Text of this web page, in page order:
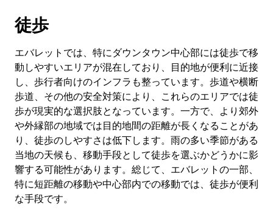
し
ま
ESC
ボ
タ
ン
で
カ
レ
ン
ダ
ー
を
閉
じ
徒歩
エバレットでは、特にダウンタウン中心部には徒歩で移
動しやすいエリアが混在しており、目的地が便利に近接
し、歩行者向けのインフラも整っています。歩道や横断
歩道、その他の安全対策により、これらのエリアでは徒
歩が現実的な選択肢となっています。一方で、より郊外
や外縁部の地域では目的地間の距離が長くなることがあ
り、徒歩のしやすさは低下します。雨の多い季節がある
当地の天候も、移動手段として徒歩を選ぶかどうかに影
響する可能性があります。総じて、エバレットの一部、
特に短距離の移動や中心部内での移動では、徒歩が便利
な手段です。